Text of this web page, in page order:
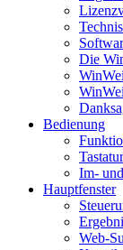
Die
Bedienung
Im-
Hauptfenster
Web-